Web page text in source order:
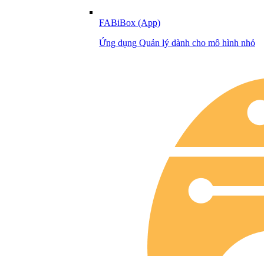
FABiBox (App)
Ứng dụng Quản lý dành cho mô hình nhỏ